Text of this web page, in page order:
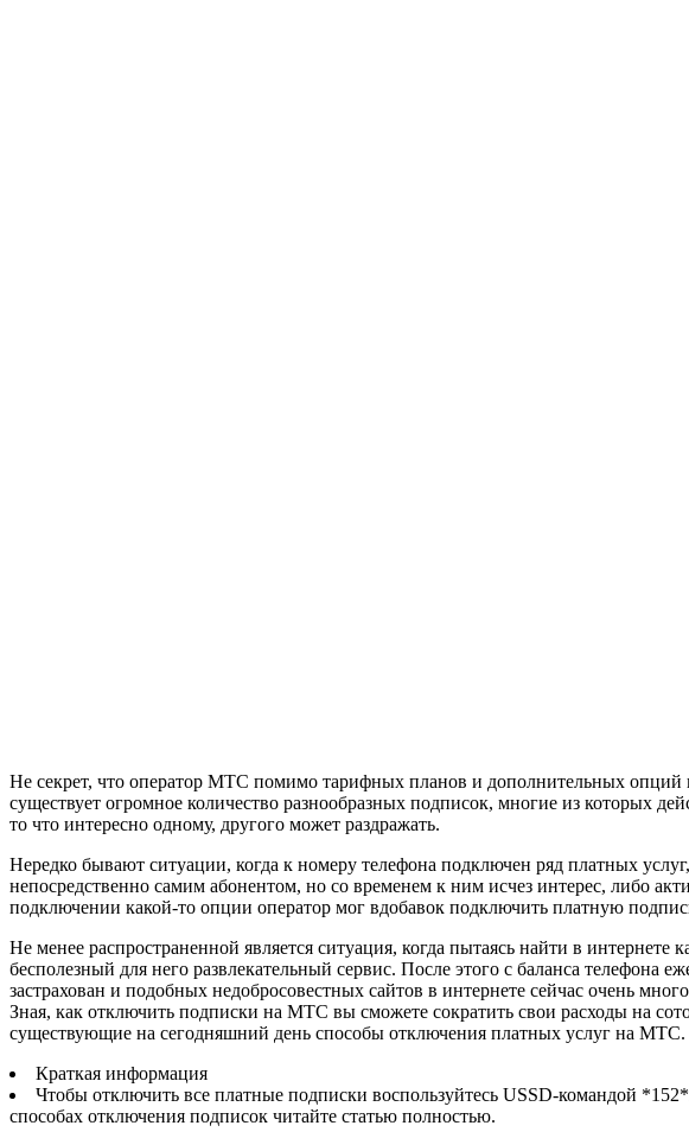
Не секрет, что оператор МТС помимо тарифных планов и дополнительных
существует огромное количество разнообразных подписок, многие из которых
то что интересно одному, другого может раздражать.
Нередко бывают ситуации, когда к номеру телефона подключен ряд платных
непосредственно самим абонентом, но со временем к ним исчез интерес, либо
подключении какой-то опции оператор мог вдобавок подключить платную
Не менее распространенной является ситуация, когда пытаясь найти в
бесполезный для него развлекательный сервис. После этого с баланса телефона
застрахован и подобных недобросовестных сайтов в интернете сейчас очень
Зная, как отключить подписки на МТС вы сможете сократить свои расходы на
существующие на сегодняшний день способы отключения платных услуг на МТС.
Краткая информация
Чтобы отключить все платные подписки воспользуйтесь USSD-командой
способах отключения подписок читайте статью полностью.